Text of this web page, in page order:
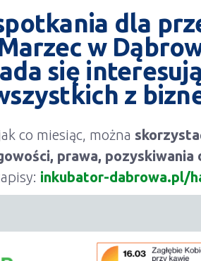
dla
w
się
z
co miesiąc, można
prawa, pozyskiwania
inkubator-dabrowa.pl/